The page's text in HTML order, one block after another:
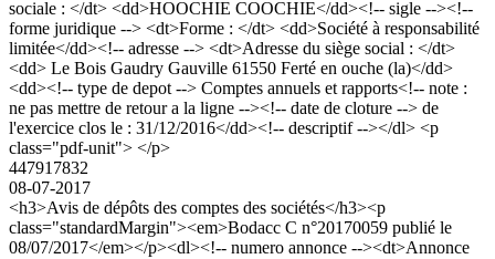
sociale : </dt> <dd>HOOCHIE COOCHIE</dd><!-- sigle --><!--
forme juridique --> <dt>Forme : </dt> <dd>Société à responsabilité
limitée</dd><!-- adresse --> <dt>Adresse du siège social : </dt>
<dd> Le Bois Gaudry Gauville 61550 Ferté en ouche (la)</dd>
<dd><!-- type de depot --> Comptes annuels et rapports<!-- note :
ne pas mettre de retour a la ligne --><!-- date de cloture --> de
l'exercice clos le : 31/12/2016</dd><!-- descriptif --></dl> <p
class="pdf-unit"> </p>
447917832
08-07-2017
<h3>Avis de dépôts des comptes des sociétés</h3><p
class="standardMargin"><em>Bodacc C n°20170059 publié le
08/07/2017</em></p><dl><!-- numero annonce --><dt>Annonce